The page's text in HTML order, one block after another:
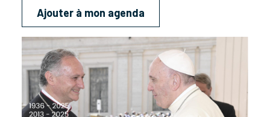
Ajouter à mon agenda